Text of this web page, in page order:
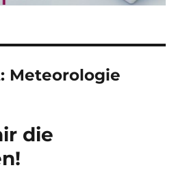
Meteorologie
die